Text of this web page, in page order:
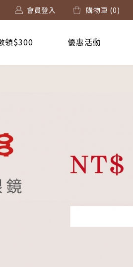
會員登入 購物車 (0)
領$300 優惠活動